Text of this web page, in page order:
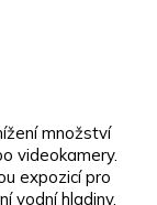
množství
videokamery.
expozicí pro
vodní hladiny,